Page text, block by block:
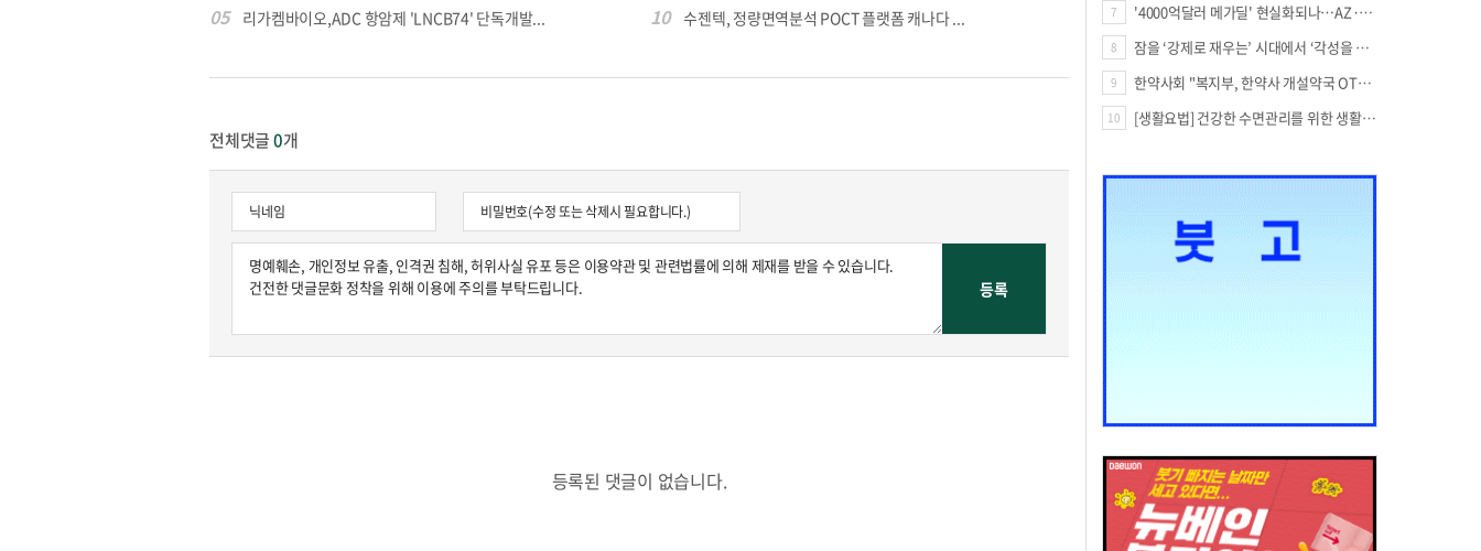
05 리가켐바이오,ADC 항암제 'LNCB74' 단독개발... 10 수젠텍, 정량면역분석 POCT 플랫폼 캐나다 ...
전체댓글0개
등록된 댓글이 없습니다.
7 '4000억달러 메가딜' 현실화되나…AZ·BMS 합병설에 글로벌 제약업계 촉각
8 잠을 ‘강제로 재우는’ 시대에서 ‘각성을 낮추는’ 시대로
9 한약사회 "복지부, 한약사 개설약국 OTC 공급 방해 더는 방관 말아야"
10 [생활요법] 건강한 수면관리를 위한 생활요법